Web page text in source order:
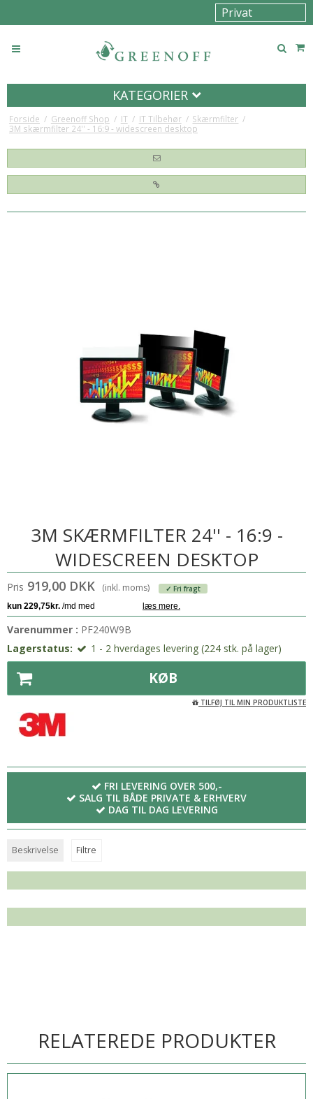
KATEGORIER
Forside / Greenoff Shop / IT / IT Tilbehør / Skærmfilter /
3M skærmfilter 24'' - 16:9 - widescreen desktop
3M SKÆRMFILTER 24'' - 16:9 -
WIDESCREEN DESKTOP
Pris 919,00 DKK (inkl. moms) ✓ Fri fragt
Varenummer : PF240W9B
Lagerstatus:
1 - 2 hverdages levering (224 stk. på lager)
KØB
TILFØJ TIL MIN PRODUKTLISTE
FRI LEVERING OVER 500,-
SALG TIL BÅDE PRIVATE & ERHVERV
DAG TIL DAG LEVERING
Beskrivelse Filtre
RELATEREDE PRODUKTER